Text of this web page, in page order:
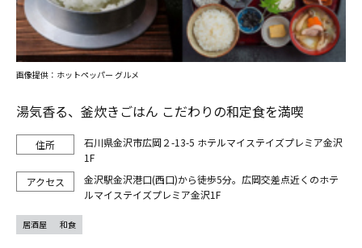
湯気香る、釜炊きごはん こだわりの和定食を満喫
石川県金沢市広岡２-13-5 ホテルマイステイズプレミア金沢
1F
金沢駅金沢港口(西口)から徒歩5分。広岡交差点近くのホテ
ルマイステイズプレミア金沢1F
画像提供：ホットペッパー グルメ
居酒屋 和食